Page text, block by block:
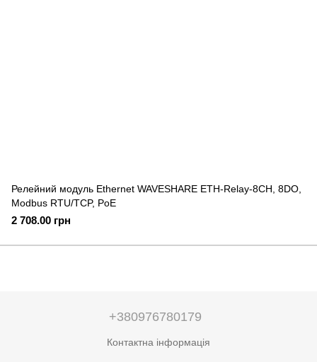
Релейний модуль Ethernet WAVESHARE ETH-Relay-8CH, 8DO,
Modbus RTU/TCP, PoE
2 708.00 грн
+380976780179
Контактна інформація